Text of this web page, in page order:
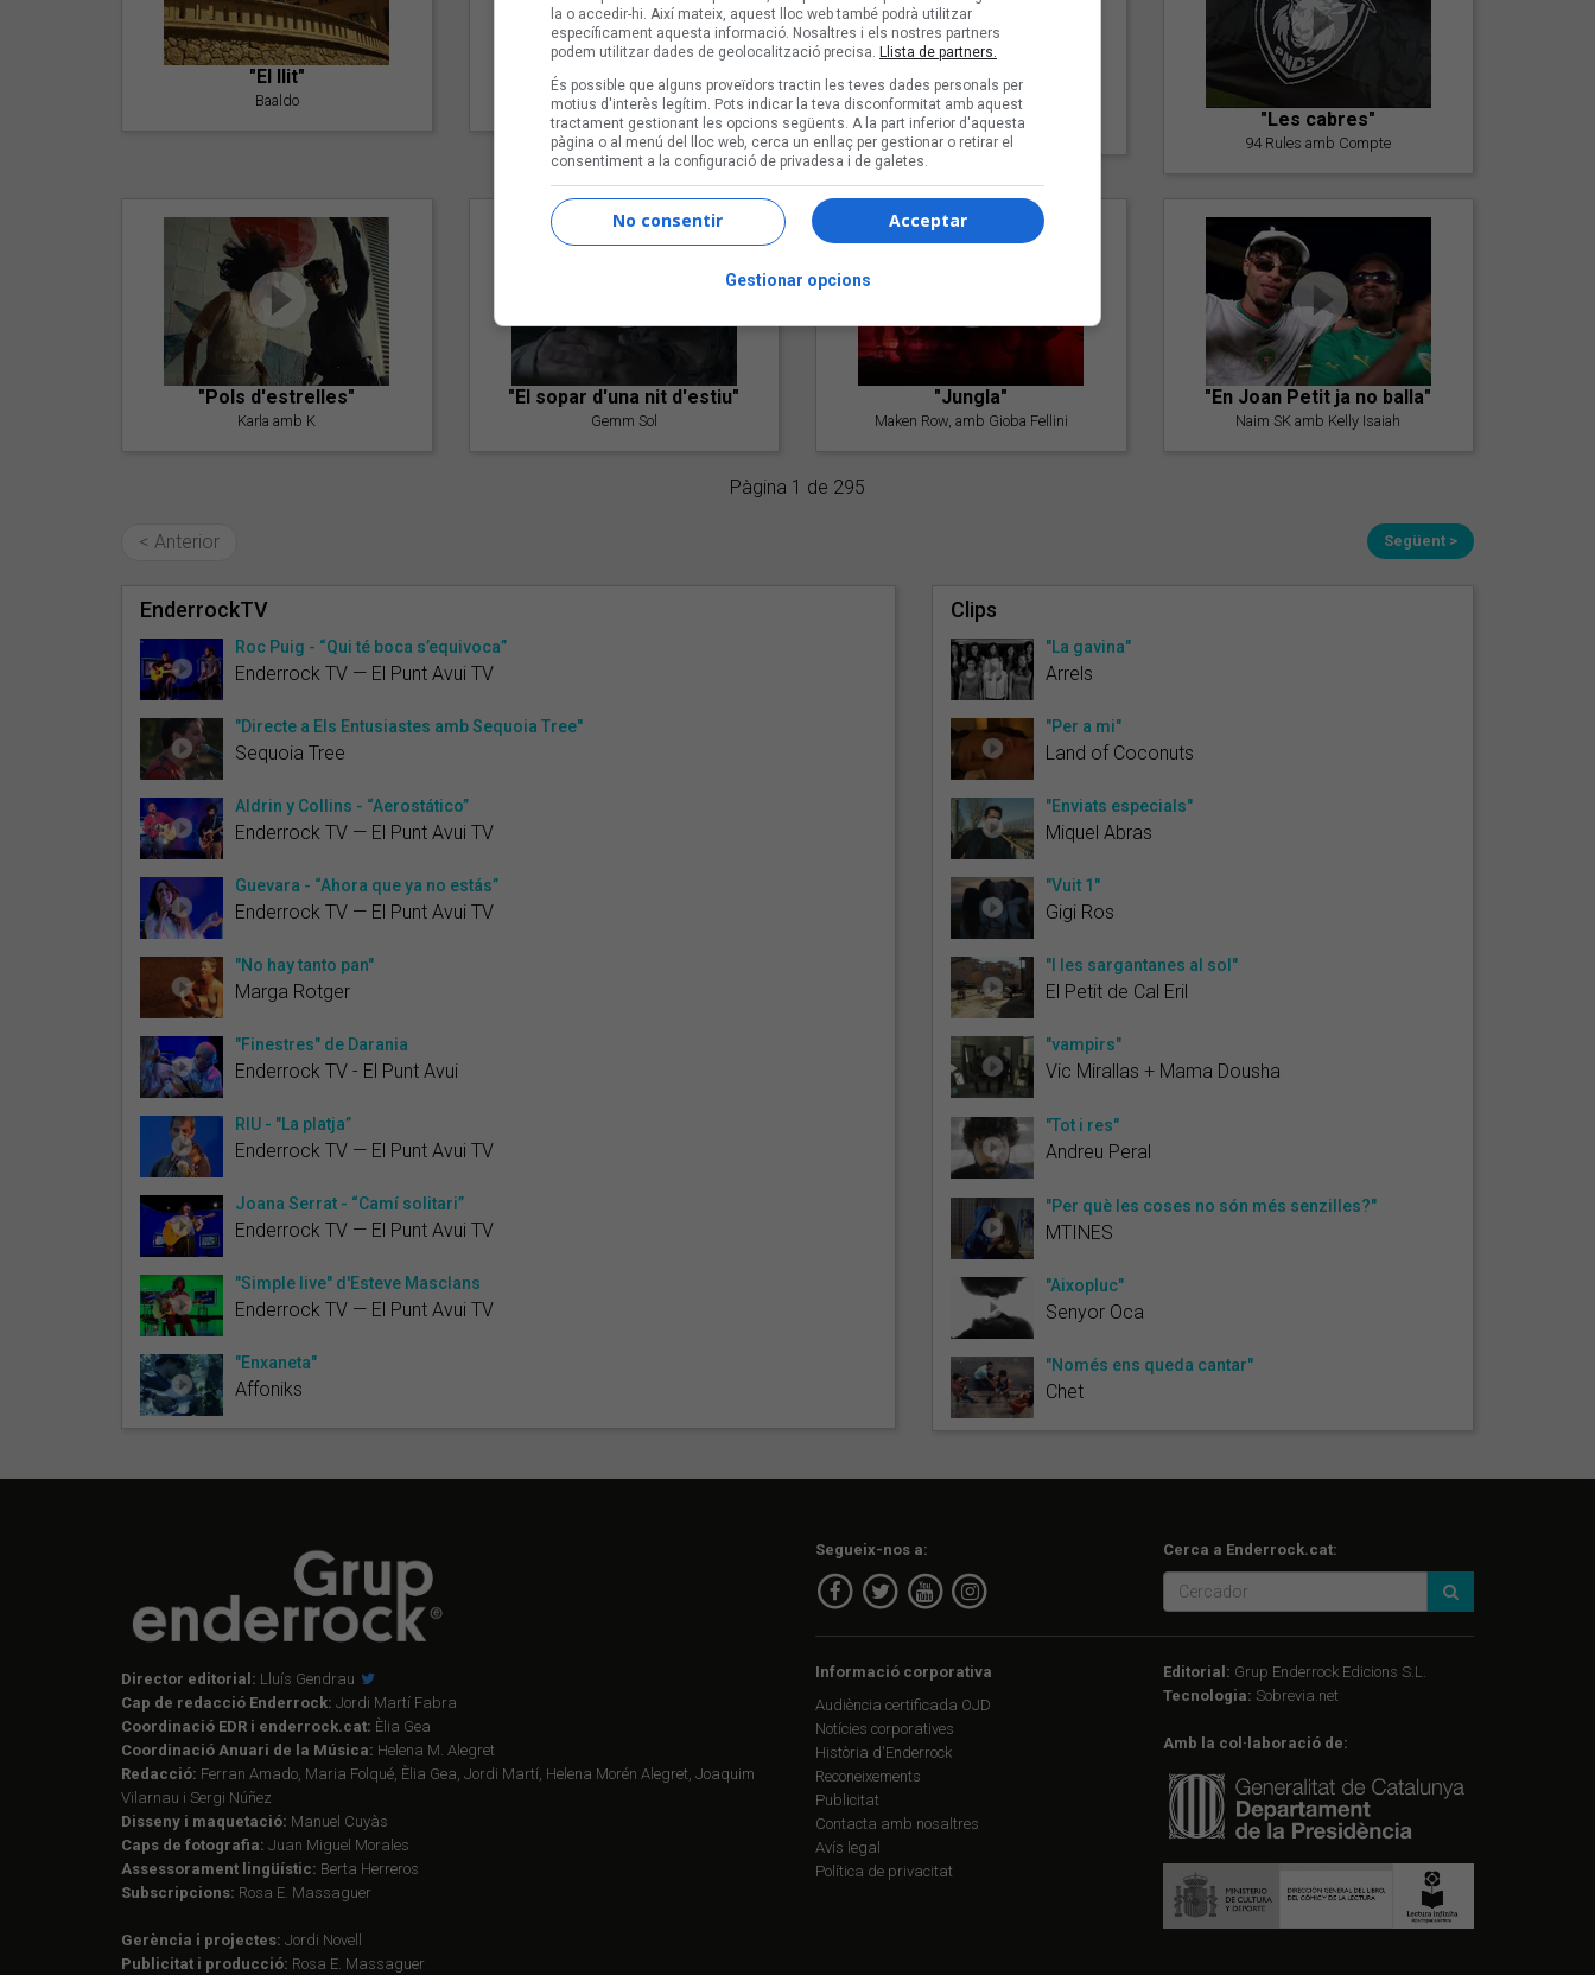
"El llit"
Baaldo
"Lo bueno y lo malo"
Carmen y María
"Posidònia"
Pep Álvarez amb Joan Muntaner
(Xanguito)
"Les cabres"
94 Rules amb Compte
"Pols d'estrelles"
Karla amb K
"El sopar d'una nit d'estiu"
Gemm Sol
"Jungla"
Maken Row, amb Gioba Fellini
"En Joan Petit ja no balla"
Naim SK amb Kelly Isaiah
Pàgina 1 de 295
< Anterior Següent >
EnderrockTV
Roc Puig - “Qui té boca s’equivoca”
Enderrock TV — El Punt Avui TV
"Directe a Els Entusiastes amb Sequoia Tree"
Sequoia Tree
Aldrin y Collins - “Aerostático”
Enderrock TV — El Punt Avui TV
Guevara - “Ahora que ya no estás”
Enderrock TV — El Punt Avui TV
"No hay tanto pan"
Marga Rotger
"Finestres" de Darania
Enderrock TV - El Punt Avui
RIU - "La platja”
Enderrock TV — El Punt Avui TV
Joana Serrat - “Camí solitari”
Enderrock TV — El Punt Avui TV
"Simple live" d'Esteve Masclans
Enderrock TV — El Punt Avui TV
"Enxaneta"
Affoniks
Clips
"La gavina"
Arrels
"Per a mi"
Land of Coconuts
"Enviats especials"
Miquel Abras
"Vuit 1"
Gigi Ros
"I les sargantanes al sol"
El Petit de Cal Eril
"vampirs"
Vic Mirallas + Mama Dousha
"Tot i res"
Andreu Peral
"Per què les coses no són més senzilles?"
MTINES
"Aixopluc"
Senyor Oca
"Només ens queda cantar"
Chet
Director editorial: Lluís Gendrau
Cap de redacció Enderrock: Jordi Martí Fabra
Coordinació EDR i enderrock.cat: Èlia Gea
Coordinació Anuari de la Música: Helena M. Alegret
Redacció: Ferran Amado, Maria Folqué, Èlia Gea, Jordi Martí, Helena Morén Alegret, Joaquim
Vilarnau i Sergi Núñez
Disseny i maquetació: Manuel Cuyàs
Caps de fotografia: Juan Miguel Morales
Assessorament lingüístic: Berta Herreros
Subscripcions: Rosa E. Massaguer
Gerència i projectes: Jordi Novell
Publicitat i producció: Rosa E. Massaguer
Segueix-nos a: Cerca a Enderrock.cat:
Informació corporativa
Audiència certificada OJD
Notícies corporatives
Història d'Enderrock
Reconeixements
Publicitat
Contacta amb nosaltres
Avís legal
Política de privacitat
Editorial: Grup Enderrock Edicions S.L.
Tecnologia: Sobrevia.net
Amb la col·laboració de:
la o accedir-hi. Així mateix, aquest lloc web també podrà utilitzar
específicament aquesta informació. Nosaltres i els nostres partners
podem utilitzar dades de geolocalització precisa. Llista de partners.
És possible que alguns proveïdors tractin les teves dades personals per
motius d'interès legítim. Pots indicar la teva disconformitat amb aquest
tractament gestionant les opcions següents. A la part inferior d'aquesta
pàgina o al menú del lloc web, cerca un enllaç per gestionar o retirar el
consentiment a la configuració de privadesa i de galetes.
Acceptar
No consentir
Gestionar opcions